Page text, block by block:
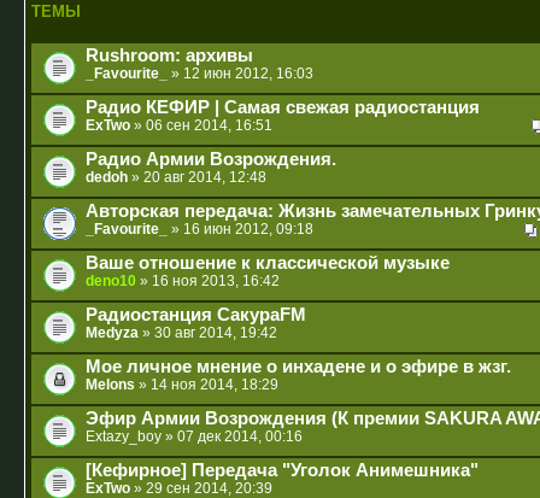
ТЕМЫ
Rushroom: архивы
_Favourite_ » 12 июн 2012, 16:03
Радио КЕФИР | Самая свежая радиостанция
ExTwo » 06 сен 2014, 16:51
Радио Армии Возрождения.
dedoh » 20 авг 2014, 12:48
Авторская передача: Жизнь замечательных
_Favourite_ » 16 июн 2012, 09:18
Ваше отношение к классической музыке
deno10 » 16 ноя 2013, 16:42
Радиостанция СакураFM
Medyza » 30 авг 2014, 19:42
Мое личное мнение о инхадене и о эфире в жзг.
Melons » 14 ноя 2014, 18:29
Эфир Армии Возрождения (К премии SAKURA
Extazy_boy » 07 дек 2014, 00:16
[Кефирное] Передача "Уголок Анимешника"
ExTwo » 29 сен 2014, 20:39